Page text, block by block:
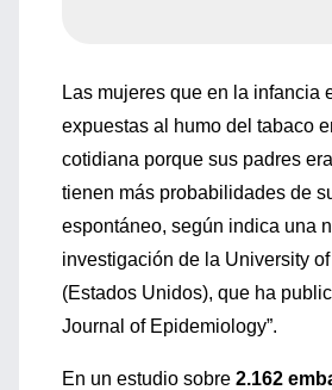
Las mujeres que en la infancia
expuestas al humo del tabaco
cotidiana porque sus padres
tienen más probabilidades de
espontáneo, según indica una
investigación de la University
(Estados Unidos), que ha
Journal of Epidemiology”.
En un estudio sobre 2.162